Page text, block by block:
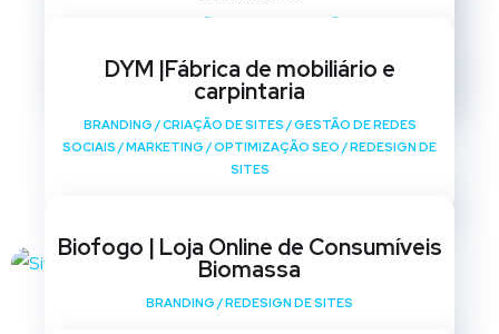
SITES
DYM |Fábrica de mobiliário e
carpintaria
BRANDING /CRIAÇÃO DE SITES /GESTÃO DE REDES
SOCIAIS /MARKETING /OPTIMIZAÇÃO SEO /REDESIGN DE
SITES
Biofogo | Loja Online de Consumíveis
Biomassa
BRANDING /REDESIGN DE SITES